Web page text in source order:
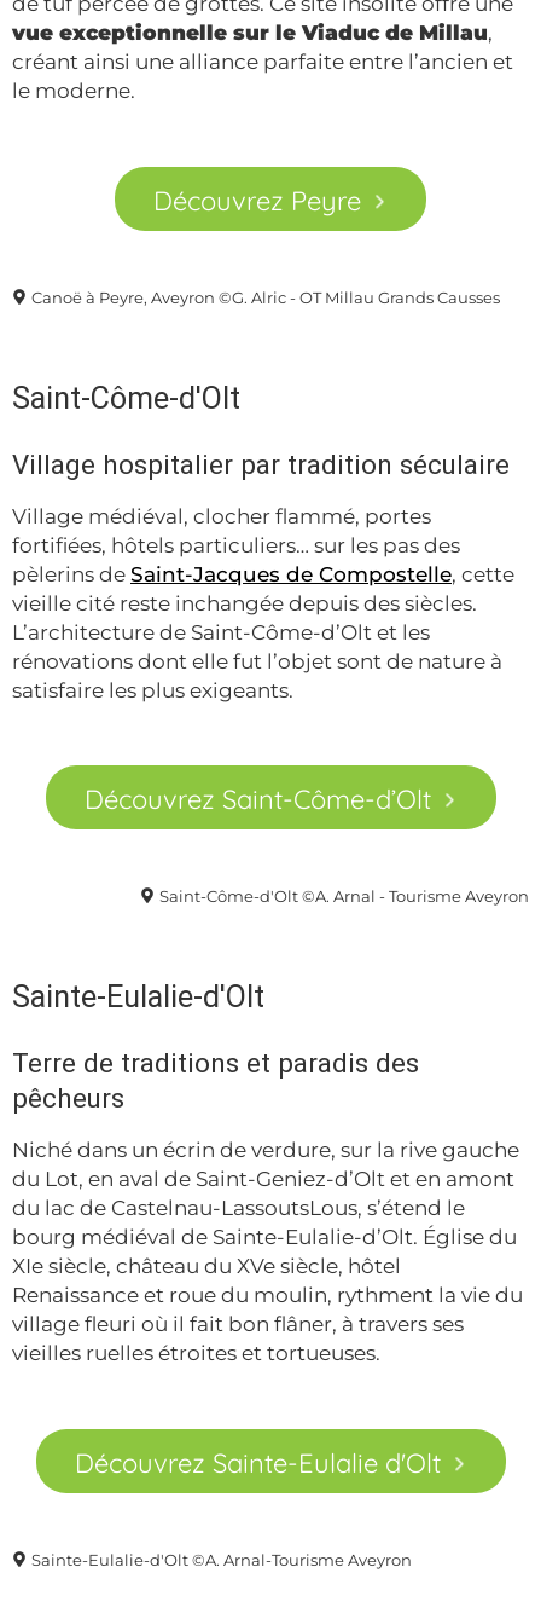
Canoë à Peyre, Aveyron ©G. Alric - OT Millau Grands Causses
vue exceptionnelle sur le Viaduc de Millau,
créant ainsi une alliance parfaite entre l’ancien et
le moderne.
Découvrez Peyre
Saint-Côme-d'Olt
Village hospitalier par tradition séculaire
Village médiéval, clocher flammé, portes
fortifiées, hôtels particuliers… sur les pas des
pèlerins de Saint-Jacques de Compostelle, cette
vieille cité reste inchangée depuis des siècles.
L’architecture de Saint-Côme-d’Olt et les
rénovations dont elle fut l’objet sont de nature à
satisfaire les plus exigeants.
Découvrez Saint-Côme-d’Olt
Saint-Côme-d'Olt ©A. Arnal - Tourisme Aveyron
Sainte-Eulalie-d'Olt ©A. Arnal-Tourisme Aveyron
Sainte-Eulalie-d'Olt
Terre de traditions et paradis des
pêcheurs
Niché dans un écrin de verdure, sur la rive gauche
du Lot, en aval de Saint-Geniez-d’Olt et en amont
du lac de Castelnau-LassoutsLous, s’étend le
bourg médiéval de Sainte-Eulalie-d’Olt. Église du
XIe siècle, château du XVe siècle, hôtel
Renaissance et roue du moulin, rythment la vie du
village fleuri où il fait bon flâner, à travers ses
vieilles ruelles étroites et tortueuses.
Découvrez Sainte-Eulalie d'Olt